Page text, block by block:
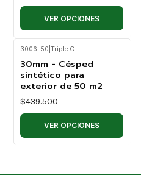
VER OPCIONES
3006-50 Triple C
30mm - Césped
sintético para
exterior de 50 m2
$439.500
VER OPCIONES